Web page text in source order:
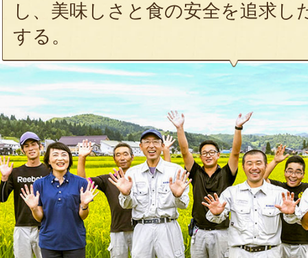
し、美味しさと食の安全を追求し
する。